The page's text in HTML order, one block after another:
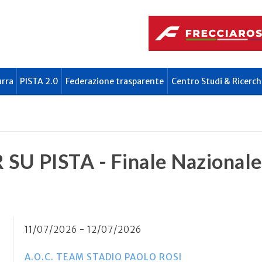
PISTA 2.0 Federazione trasparente Centro Studi &
SU PISTA - Finale Nazionale
11/07/2026 - 12/07/2026
A.O.C. TEAM STADIO PAOLO ROSI